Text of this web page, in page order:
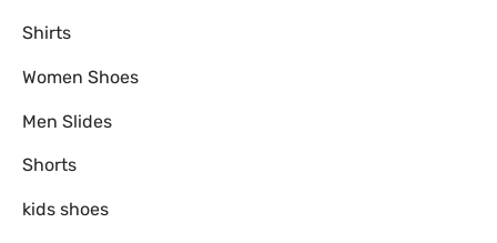
Shirts
Women Shoes
Men Slides
Shorts
kids shoes